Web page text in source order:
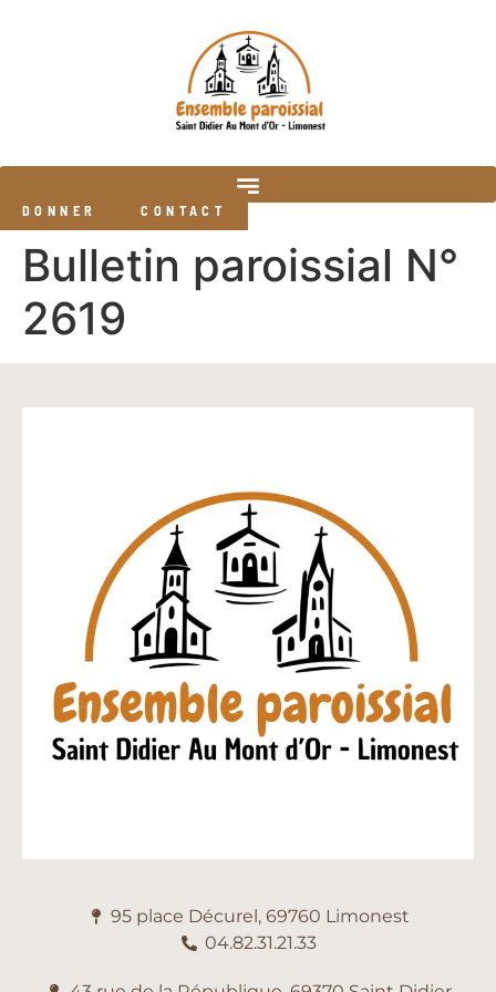
DONNER CONTACT
Bulletin paroissial N°
2619
95 place Décurel, 69760 Limonest
04.82.31.21.33